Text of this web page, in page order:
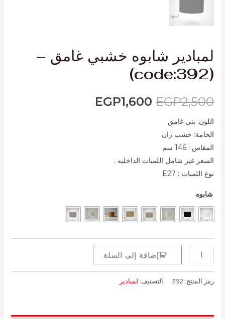
لمبادير شابوه خشبي غامق –
(code:392)
EGP2,500
EGP1,600
اللون: بني غامق
الخامة: خشب زان
المقاس : 146 سم
السعر غير شامل اللمبات الداخليه .
نوع اللمبات : E27
شابوه
إضافة إلى السلة
رمز المنتج: 392 التصنيف: لمبادير